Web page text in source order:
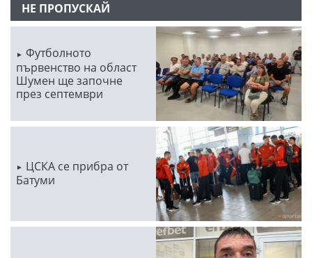
НЕ ПРОПУСКАЙ
Футболното
първенство на област
Шумен ще започне
през септември
ЦСКА се прибра от
Батуми